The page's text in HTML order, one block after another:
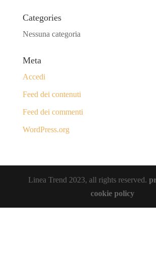
Categories
Nessuna categoria
Meta
Accedi
Feed dei contenuti
Feed dei commenti
WordPress.org
Linea Trend 2023, all rights reserved.
cookie policy